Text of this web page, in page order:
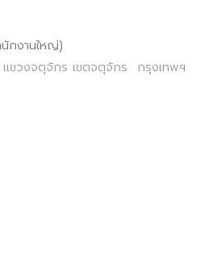
กงานใหญ่)
ขวงจตุจักร เขตจตุจักร กรุงเทพฯ